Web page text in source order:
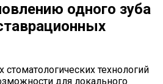
одного зуба
технологий
для локального